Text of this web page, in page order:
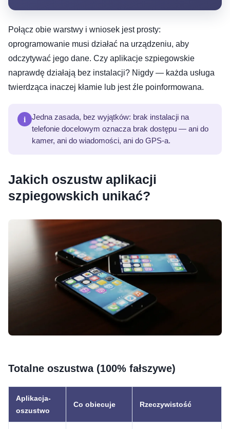
Połącz obie warstwy i wniosek jest prosty:
oprogramowanie musi działać na urządzeniu, aby
odczytywać jego dane. Czy aplikacje szpiegowskie
naprawdę działają bez instalacji? Nigdy — każda usługa
twierdząca inaczej kłamie lub jest źle poinformowana.
i
Jedna zasada, bez wyjątków: brak instalacji na
telefonie docelowym oznacza brak dostępu — ani do
kamer, ani do wiadomości, ani do GPS-a.
Jakich oszustw aplikacji
szpiegowskich unikać?
Totalne oszustwa (100% fałszywe)
Aplikacja-
oszustwo
Co obiecuje Rzeczywistość